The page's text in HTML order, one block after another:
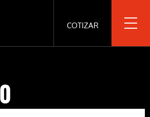
COTIZAR